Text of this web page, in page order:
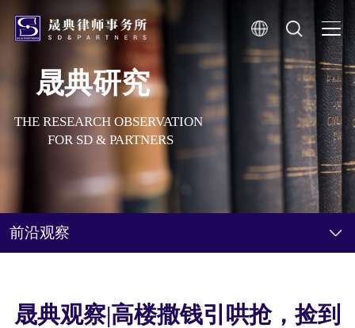
晟典研究
THE RESEARCH OBSERVATION
FOR SD & PARTNERS
前沿观察
晟典观察|高楼撒钱引哄抢，捡到